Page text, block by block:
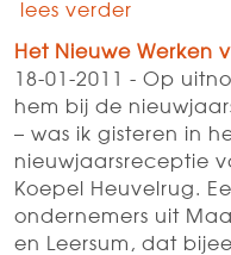
lees verder
Het Nieuwe Werken
18-01-2011 - Op
hem bij de
– was ik gisteren in
nieuwjaarsreceptie
Koepel Heuvelrug.
ondernemers uit
en Leersum, dat